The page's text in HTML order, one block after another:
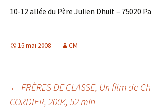
10-12 allée du Père Julien Dhuit – 75020
16 mai 2008 CM
Navigation
← FRÈRES DE CLASSE, Un film de
CORDIER, 2004, 52 min